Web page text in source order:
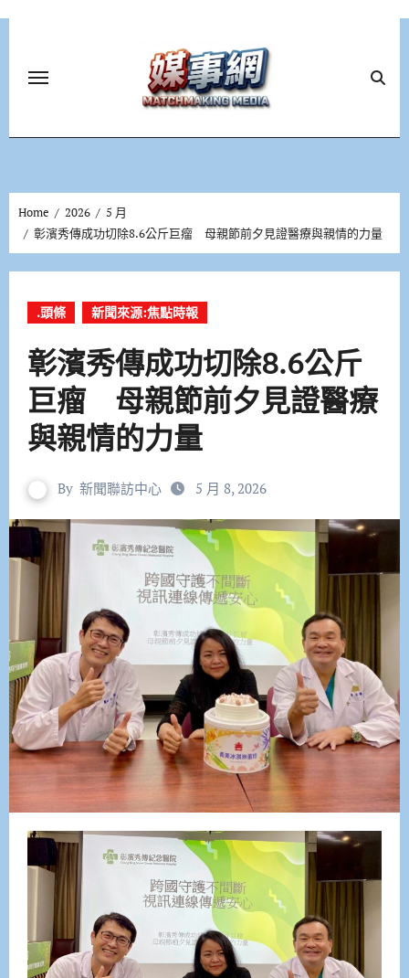
Home 2026
5 月
彰濱秀傳成功切除8.6公斤巨瘤 母親節前夕見證醫療與親情的力量
.頭條 新聞來源:焦點時報
彰濱秀傳成功切除8.6公斤
巨瘤 母親節前夕見證醫療
與親情的力量
By 新聞聯訪中心 5 月 8, 2026